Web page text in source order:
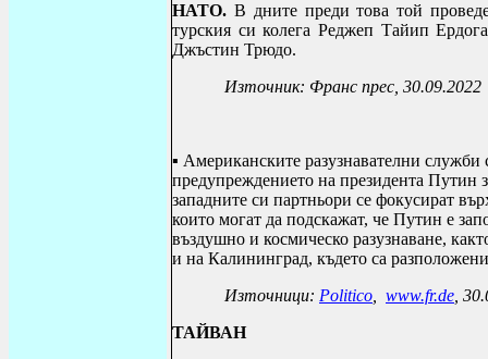
НАТО. В дните преди това той
турския си колега Реджеп Тайип
Джъстин Трюдо.
Източник: Франс прес, 30.09.2022
▪ Американските разузнавателни служби
предупреждението на президента Путин
западните си партньори се фокусират
които могат да подскажат, че Путин е
въздушно и космическо разузнаване,
и на Калининград, където са
Източници: Politico www.fr.de ,
ТАЙВАН